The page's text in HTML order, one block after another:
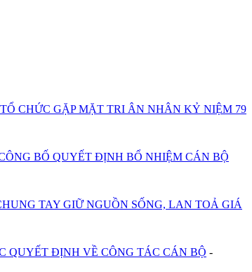
CHỨC GẶP MẶT TRI ÂN NHÂN KỶ NIỆM 79
BỐ QUYẾT ĐỊNH BỔ NHIỆM CÁN BỘ
TAY GIỮ NGUỒN SỐNG, LAN TOẢ GIÁ
QUYẾT ĐỊNH VỀ CÔNG TÁC CÁN BỘ -